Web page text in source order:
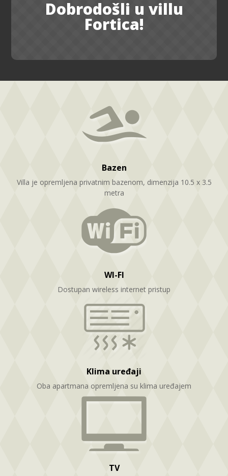
Dobrodošli u villu
Fortica!
Bazen
Villa je opremljena privatnim bazenom, dimenzija 10.5 x 3.5
metra
WI-FI
Dostupan wireless internet pristup
Klima uređaji
Oba apartmana opremljena su klima uređajem
TV